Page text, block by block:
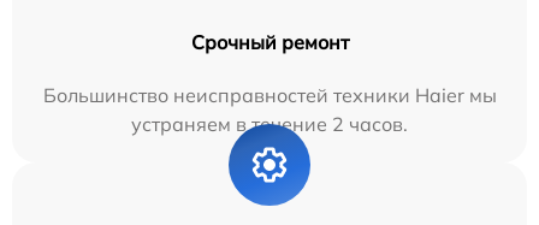
Срочный ремонт
Большинство неисправностей техники Haier мы
устраняем в течение 2 часов.